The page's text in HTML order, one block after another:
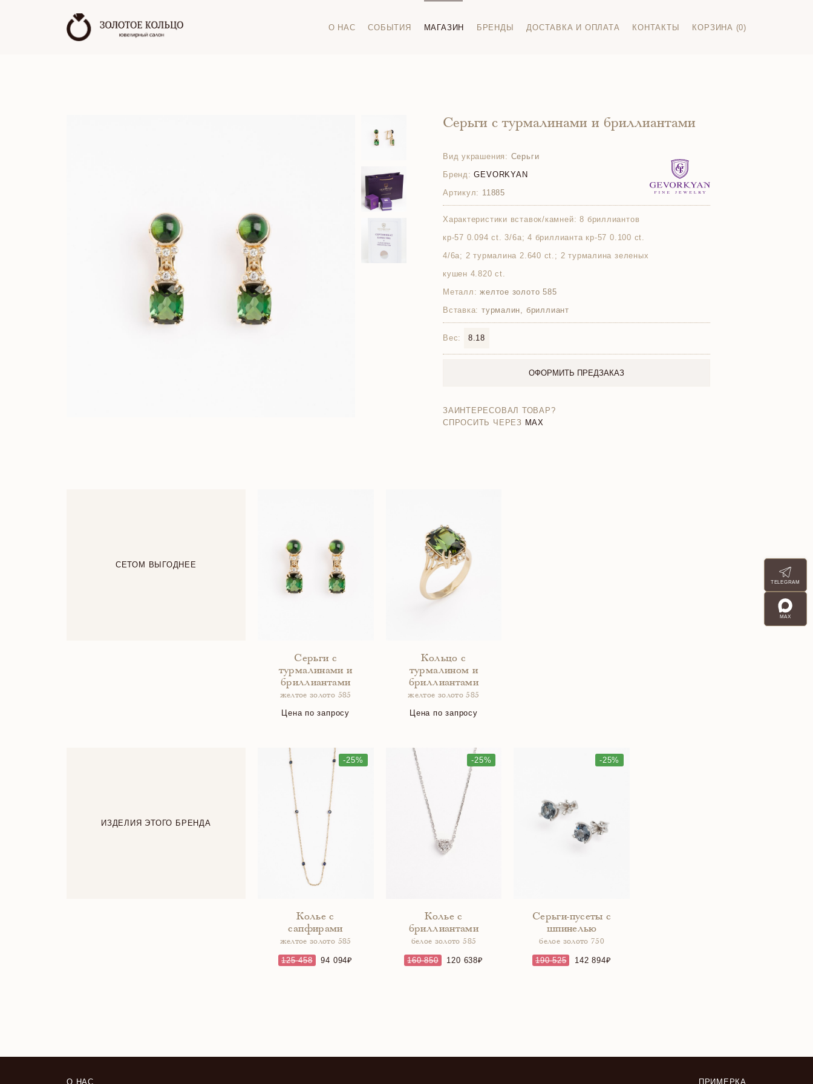
О НАС СОБЫТИЯ МАГАЗИН БРЕНДЫ ДОСТАВКА И ОПЛАТА КОНТАКТЫ КОРЗИНА (0)
Серьги с турмалинами и бриллиантами
Вид украшения: Серьги
Бренд: GEVORKYAN
Артикул: 11885
Характеристики вставок/камней: 8 бриллиантов
кр-57 0.094 ct. 3/6а; 4 бриллианта кр-57 0.100 ct.
4/6а; 2 турмалина 2.640 ct.; 2 турмалина зеленых
кушен 4.820 ct.
Металл: желтое золото 585
Вставка: турмалин, бриллиант
Вес: 8.18
ОФОРМИТЬ ПРЕДЗАКАЗ
ЗАИНТЕРЕСОВАЛ ТОВАР?
СПРОСИТЬ ЧЕРЕЗ MAX
СЕТОМ ВЫГОДНЕЕ
Серьги с
турмалинами и
бриллиантами
желтое золото 585
Цена по запросу
Кольцо с
турмалином и
бриллиантами
желтое золото 585
Цена по запросу
ИЗДЕЛИЯ ЭТОГО БРЕНДА
-25%
Колье с
сапфирами
желтое золото 585
125 458 94 094
-25%
Колье с
бриллиантами
белое золото 585
160 850 120 638
-25%
Серьги-пусеты с
шпинелью
белое золото 750
190 525 142 894
TELEGRAM
MAX
О НАС ПРИМЕРКА